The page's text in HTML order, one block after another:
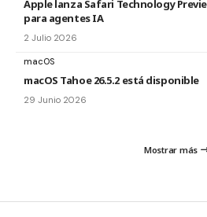
Apple lanza Safari Technology
para agentes IA
2 Julio 2026
macOS
macOS Tahoe 26.5.2 está disponible
29 Junio 2026
Mostrar más